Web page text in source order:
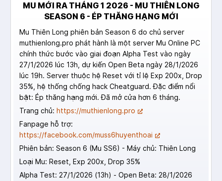
MU MỚI RA THÁNG 1 2026 - MU THIÊN LONG
SEASON 6 - ÉP THĂNG HẠNG MỚI
Mu Thiên Long phiên bản Season 6 do chủ server
muthienlong.pro phát hành là một server Mu Online PC
chính thức bước vào giai đoạn Alpha Test vào ngày
27/1/2026 lúc 13h, dự kiến Open Beta ngày 28/1/2026
lúc 19h. Server thuộc hệ Reset với tỉ lệ Exp 200x, Drop
35%, hệ thống chống hack Cheatguard. Đặc điểm nổi
bật: Ép thăng hạng mới. Đã mở cửa hơn 6 tháng.
Trang chủ: https://muthienlong.pro
Fanpage hỗ trợ:
https://facebook.com/muss6huyenthoai
Phiên bản: Season 6 (Mu SS6) - Máy chủ: Thiên Long
Loại Mu: Reset, Exp 200x, Drop 35%
Alpha Test: 27/1/2026 (13h) - Open Beta: 28/1/2026